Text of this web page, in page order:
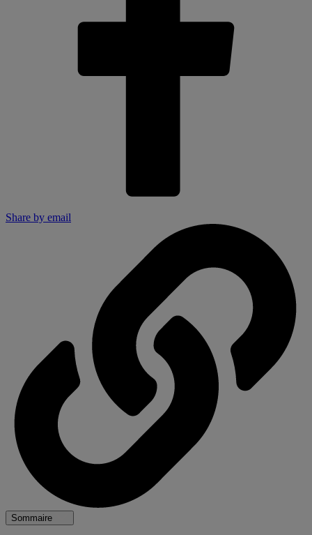
Share by email
Sommaire